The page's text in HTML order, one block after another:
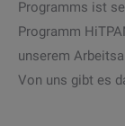
Programms ist
Programm
unserem
Von uns gibt es